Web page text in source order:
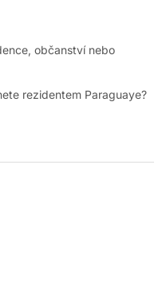
občanství nebo
rezidentem Paraguaye?